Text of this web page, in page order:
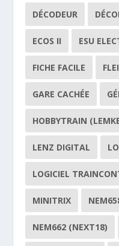
DÉCODEUR
ECOS II ESU
FICHE FACILE
GARE CACHÉE
HOBBYTRAIN
LENZ DIGITAL
LOGICIEL
MINITRIX
NEM662 (NEXT18)